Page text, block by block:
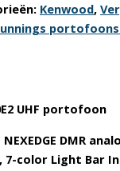
Kenwood,
UHF portofoon
NEXEDGE DMR
7-color Light Bar